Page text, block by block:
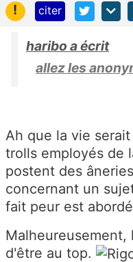
!
citer
haribo a écrit
allez les
Ah que la vie
trolls employés de
postent des
concernant un
fait peur est
d'être au top.